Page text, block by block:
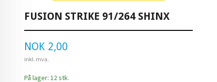
FUSION STRIKE 91/264 SHINX
Pris
NOK 2,00
inkl. mva.
På lager: 12 stk.